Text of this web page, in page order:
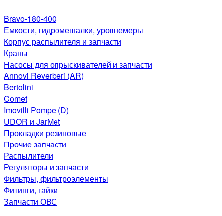
Bravo-180-400
Емкости, гидромешалки, уровнемеры
Корпус распылителя и запчасти
Краны
Насосы для опрыскивателей и запчасти
Annovi Reverberi (AR)
Bertolini
Comet
Imovilli Pompe (D)
UDOR и JarMet
Прокладки резиновые
Прочие запчасти
Распылители
Регуляторы и запчасти
Фильтры, фильтроэлементы
Фитинги, гайки
Запчасти ОВС